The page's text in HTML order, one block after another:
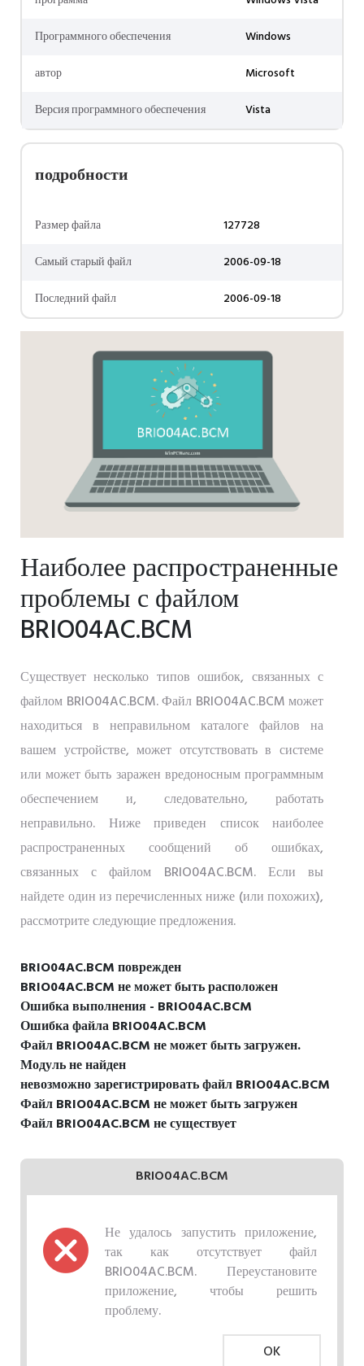
Программного обеспечения
Windows
автор
Microsoft
Версия программного обеспечения
Vista
подробности
Размер файла
127728
Самый старый файл
2006-09-18
Последний файл
2006-09-18
Наиболее распространенные
проблемы с файлом
BRIO04AC.BCM
Существует несколько типов ошибок, связанных с
файлом BRIO04AC.BCM. Файл BRIO04AC.BCM может
находиться в неправильном каталоге файлов на
вашем устройстве, может отсутствовать в системе
или может быть заражен вредоносным программным
обеспечением и, следовательно, работать
неправильно. Ниже приведен список наиболее
распространенных сообщений об ошибках,
связанных с файлом BRIO04AC.BCM. Если вы
найдете один из перечисленных ниже (или похожих),
рассмотрите следующие предложения.
BRIO04AC.BCM поврежден
BRIO04AC.BCM не может быть расположен
Ошибка выполнения - BRIO04AC.BCM
Ошибка файла BRIO04AC.BCM
Файл BRIO04AC.BCM не может быть загружен.
Модуль не найден
невозможно зарегистрировать файл BRIO04AC.BCM
Файл BRIO04AC.BCM не может быть загружен
Файл BRIO04AC.BCM не существует
BRIO04AC.BCM
Не удалось запустить приложение,
так как отсутствует файл
BRIO04AC.BCM. Переустановите
приложение, чтобы решить
проблему.
OK